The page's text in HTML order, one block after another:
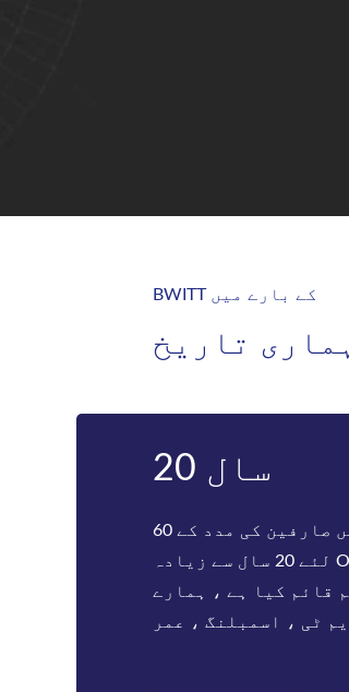
BWITT کے بارے میں
ہماری تاریخ
تیتلی
Bwitt ریک ماونٹڈ ٹیلی کام inverters اور ماڈیولر
DC پاور rectifier سسٹم فیکٹریوں کی دنیا کی معروف
فراہم کنندہ ہے. Bwitt حل میں مشن اہم ایپلی کیشنز
کے لئے ٹیلی کام inverters، اعلی کارکردگی rectifiers